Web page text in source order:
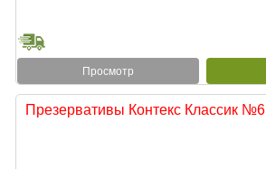
Просмотр
Презервативы Контекс Классик №6